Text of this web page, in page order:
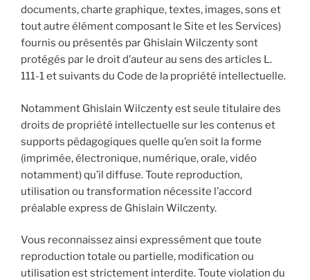
documents, charte graphique, textes, images, sons et
tout autre élément composant le Site et les Services)
fournis ou présentés par Ghislain Wilczenty sont
protégés par le droit d’auteur au sens des articles L.
111-1 et suivants du Code de la propriété intellectuelle.
Notamment Ghislain Wilczenty est seule titulaire des
droits de propriété intellectuelle sur les contenus et
supports pédagogiques quelle qu’en soit la forme
(imprimée, électronique, numérique, orale, vidéo
notamment) qu’il diffuse. Toute reproduction,
utilisation ou transformation nécessite l’accord
préalable express de Ghislain Wilczenty.
Vous reconnaissez ainsi expressément que toute
reproduction totale ou partielle, modification ou
utilisation est strictement interdite. Toute violation du